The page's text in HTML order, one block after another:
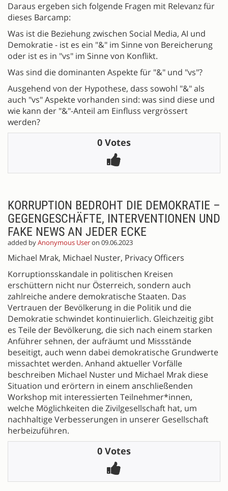
Daraus ergeben sich folgende Fragen mit Relevanz für
dieses Barcamp:
Was ist die Beziehung zwischen Social Media, AI und
Demokratie - ist es ein "&" im Sinne von Bereicherung
oder ist es in "vs" im Sinne von Konflikt.
Was sind die dominanten Aspekte für "&" und "vs"?
Ausgehend von der Hypothese, dass sowohl "&" als
auch "vs" Aspekte vorhanden sind: was sind diese und
wie kann der "&"-Anteil am Einfluss vergrössert
werden?
0 Votes
KORRUPTION BEDROHT DIE DEMOKRATIE –
GEGENGESCHÄFTE, INTERVENTIONEN UND
FAKE NEWS AN JEDER ECKE
added byAnonymous Useron 09.06.2023
Michael Mrak, Michael Nuster, Privacy Officers
Korruptionsskandale in politischen Kreisen
erschüttern nicht nur Österreich, sondern auch
zahlreiche andere demokratische Staaten. Das
Vertrauen der Bevölkerung in die Politik und die
Demokratie schwindet kontinuierlich. Gleichzeitig gibt
es Teile der Bevölkerung, die sich nach einem starken
Anführer sehnen, der aufräumt und Missstände
beseitigt, auch wenn dabei demokratische Grundwerte
missachtet werden. Anhand aktueller Vorfälle
beschreiben Michael Nuster und Michael Mrak diese
Situation und erörtern in einem anschließenden
Workshop mit interessierten Teilnehmer*innen,
welche Möglichkeiten die Zivilgesellschaft hat, um
nachhaltige Verbesserungen in unserer Gesellschaft
herbeizuführen.
0 Votes